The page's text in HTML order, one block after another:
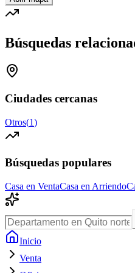
Búsquedas
Ciudades cercanas
Otros(1)
Búsquedas populares
Casa en VentaCasa en Arriendo
Inicio
Venta